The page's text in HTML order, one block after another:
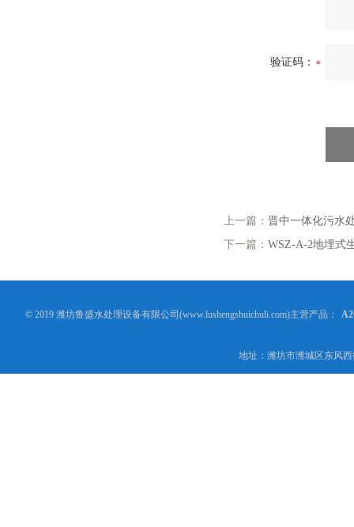
验证码：
上一篇： 晋中一体化污水
下一篇： WSZ-A-2地埋式
© 2019 潍坊鲁盛水处理设备有限公司(www.lushengshuichuli.com)主营产品：
地址：潍坊市潍城区东风